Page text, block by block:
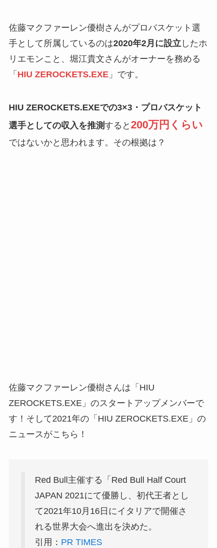
佐藤マクファーレン優樹さんがプロバスケット選
手として所属しているのは2020年2月に設立したホ
リエモンこと、堀江貴文さんがオーナーを務める
「 HIU ZEROCKETS.EXE」です。
HIU ZEROCKETS.EXEでの3×3・プロバスケット
選手としての収入を推測すると 200万円くらい
ではないかと思われます。その根拠は？
佐藤マクファーレン優樹さんは「HIU
ZEROCKETS.EXE」のスタートアップメンバーで
す！そして2021年の「HIU ZEROCKETS.EXE」の
ニュースがこちら！
Red Bull主催する「Red Bull Half Court
JAPAN 2021にて優勝し、初代王者とし
て2021年10月16日にイタリアで開催さ
れる世界大会へ進出を決めた。
引用： PR TIMES